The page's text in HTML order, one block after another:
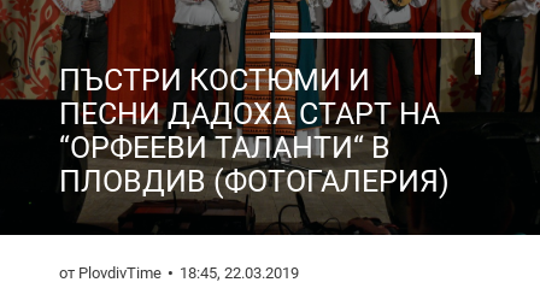
ПЪСТРИ КОСТЮМИ И
ПЕСНИ ДАДОХА СТАРТ НА
“ОРФЕЕВИ ТАЛАНТИ“ В
ПЛОВДИВ (ФОТОГАЛЕРИЯ)
от PlovdivTime 18:45, 22.03.2019